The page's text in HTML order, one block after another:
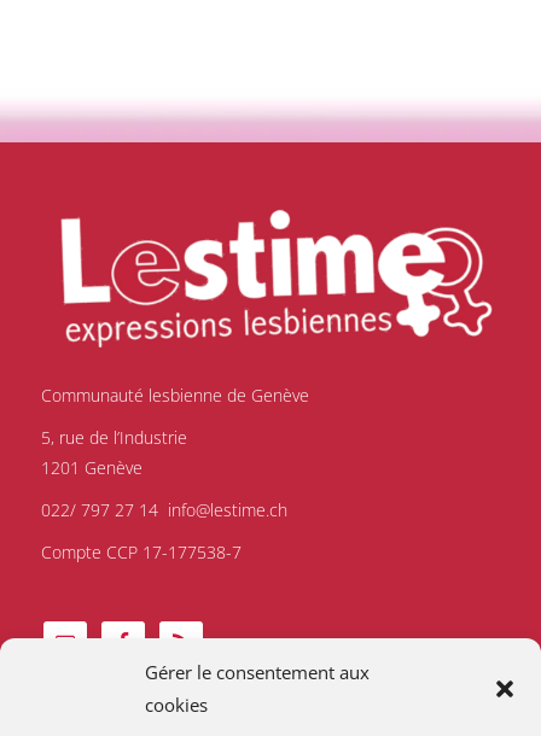
Gérer le consentement aux
cookies
Communauté lesbienne de Genève
5, rue de l’Industrie
1201 Genève
022/ 797 27 14 info@lestime.ch
Compte CCP 17-177538-7